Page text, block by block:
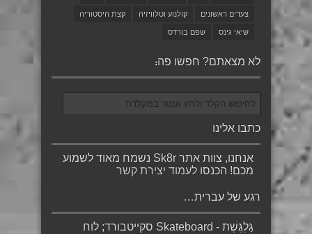
צעדים ראשונים קולנוע וטלוויזיה קצת היסטוריה
שיאי גינס שפם בורדס
לא מצאתם? חפשו פה:
כתבו אלינו
אנחנו, צוות אתר Sk8r נשמח מאוד לשמוע
מכם! הכנסו לעמוד יצירת קשר
רגע של עברית…
גַּלְגֶּשֶׁת - Skateboard סקייטבורד; לוח